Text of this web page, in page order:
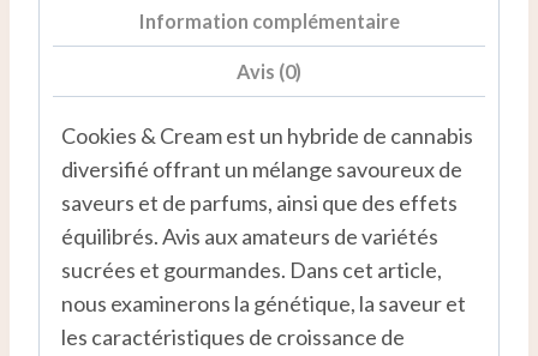
Information complémentaire
Avis (0)
Cookies & Cream est un hybride de cannabis
diversifié offrant un mélange savoureux de
saveurs et de parfums, ainsi que des effets
équilibrés. Avis aux amateurs de variétés
sucrées et gourmandes. Dans cet article,
nous examinerons la génétique, la saveur et
les caractéristiques de croissance de